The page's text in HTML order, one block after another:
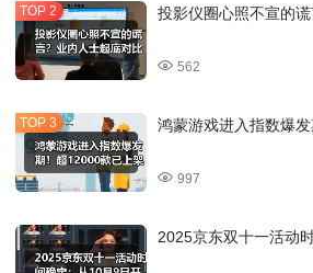
投影仪圈心照不宣的
562
鸿蒙游戏进入指数爆
997
2025京东双十一活动